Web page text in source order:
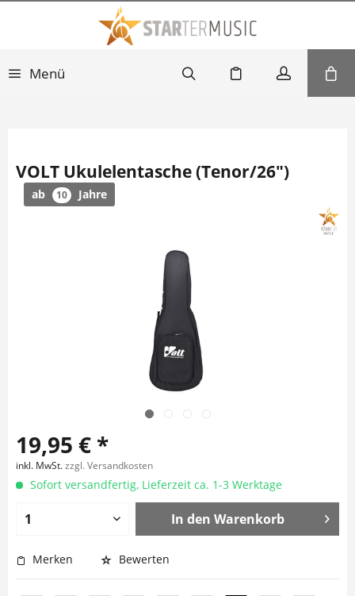
Menü
VOLT Ukulelentasche (Tenor/26")
ab 10 Jahre
19,95 € *
inkl. MwSt.zzgl. Versandkosten
Sofort versandfertig, Lieferzeit ca. 1-3 Werktage
In den Warenkorb
Merken Bewerten